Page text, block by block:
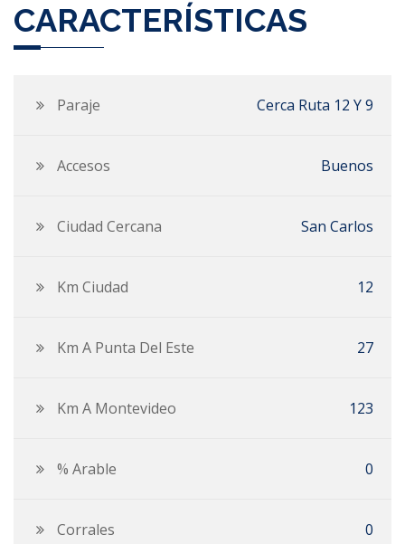
CARACTERÍSTICAS
Paraje Cerca Ruta 12 Y 9
Accesos Buenos
Ciudad Cercana San Carlos
Km Ciudad 12
Km A Punta Del Este 27
Km A Montevideo 123
% Arable 0
Corrales 0